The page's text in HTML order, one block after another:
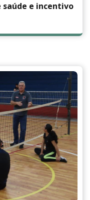
saúde e incentivo